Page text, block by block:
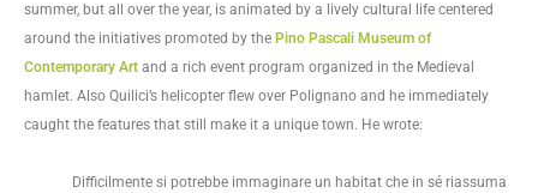
summer, but all over the year, is animated by a lively cultural life centered
around the initiatives promoted by the Pino Pascali Museum of
Contemporary Art and a rich event program organized in the Medieval
hamlet. Also Quilici’s helicopter flew over Polignano and he immediately
caught the features that still make it a unique town. He wrote:
Difficilmente si potrebbe immaginare un habitat che in sé riassuma